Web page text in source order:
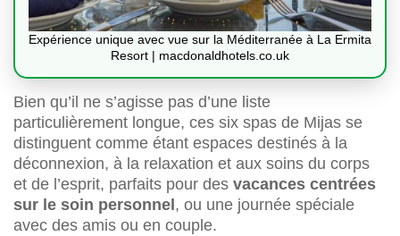
Expérience unique avec vue sur la Méditerranée à La Ermita
Resort | macdonaldhotels.co.uk
Bien qu’il ne s’agisse pas d’une liste
particulièrement longue, ces six spas de Mijas se
distinguent comme étant espaces destinés à la
déconnexion, à la relaxation et aux soins du corps
et de l’esprit, parfaits pour des vacances centrées
sur le soin personnel , ou une journée spéciale
avec des amis ou en couple.